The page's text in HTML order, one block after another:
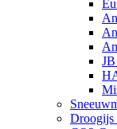
Droogijs